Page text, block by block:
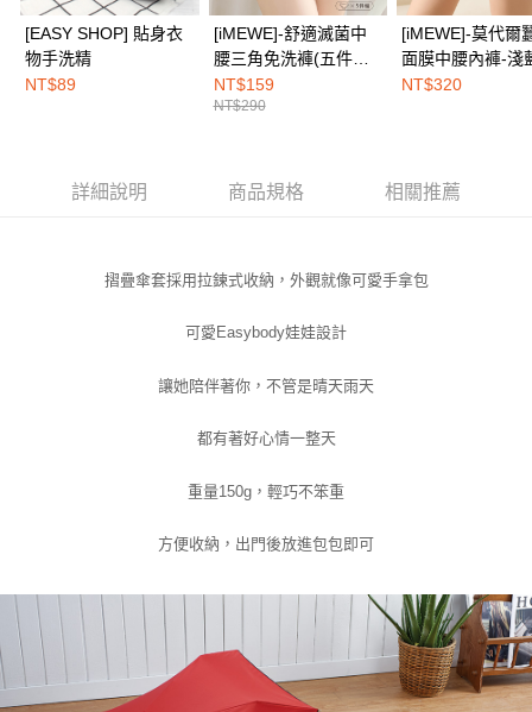
【「AFTEE先享後付」結帳流程】
１．於結帳方式選擇「AFTEE先享後付」後，將跳轉至「AFTEE先享後付」
結帳頁面，進行簡訊認證並確認金額後，即可完成結帳。
２．訂單成立數日內，您將收到繳費通知簡訊。
３．收到繳費通知簡訊後14天內，點擊此簡訊中的連結，可透過四大超商／
後付繳納相關費用。
※ 交易是否成功請以「AFTEE先享後付 」之結帳頁面顯示為準，若有關於
【注意事項】
易，需依本服務之必要範圍內提供個人資料，並將交易相關給付款項請求債
２．關於個人資料處理事宜，請瀏覽以下網址：
https://aftee.tw/terms/#terms3
「AFTEE先享後付」，若未經同意申辦者引起之損失，本公司不負相關責
４．使用「AFTEE先享後付」時，將依據個別帳號之用戶狀況，依本公司即
時審查核予不同之上限額度；若仍有額度不足之情形，本公司將視審查結果
５．嚴禁一人註冊多個帳號或使用他人資訊註冊。若發現惡意使用之情形，
每筆NT$100，滿NT$1,500(含以上)免運費
付款後全家取貨
每筆NT$100，滿NT$1,500(含以上)免運費
付款後7-11取貨
[EASY SHOP] 貼身衣
物手洗精
NT$89
[iMEWE]-舒適滅菌中
腰三角免洗褲(五件組)-
粉彩繽紛色
NT$159
NT$290
[iMEWE]-莫代爾
面膜中腰內褲-淺
NT$320
詳細說明 商品規格 相關推薦
摺疊傘套採用拉鍊式收納，外觀就像可愛手拿包
可愛Easybody娃娃設計
讓她陪伴著你，不管是晴天雨天
都有著好心情一整天
重量150g，輕巧不笨重
方便收納，出門後放進包包即可